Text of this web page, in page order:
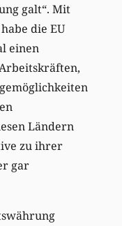
galt“. Mit
die EU
einen
Ländern
zu ihrer
gar